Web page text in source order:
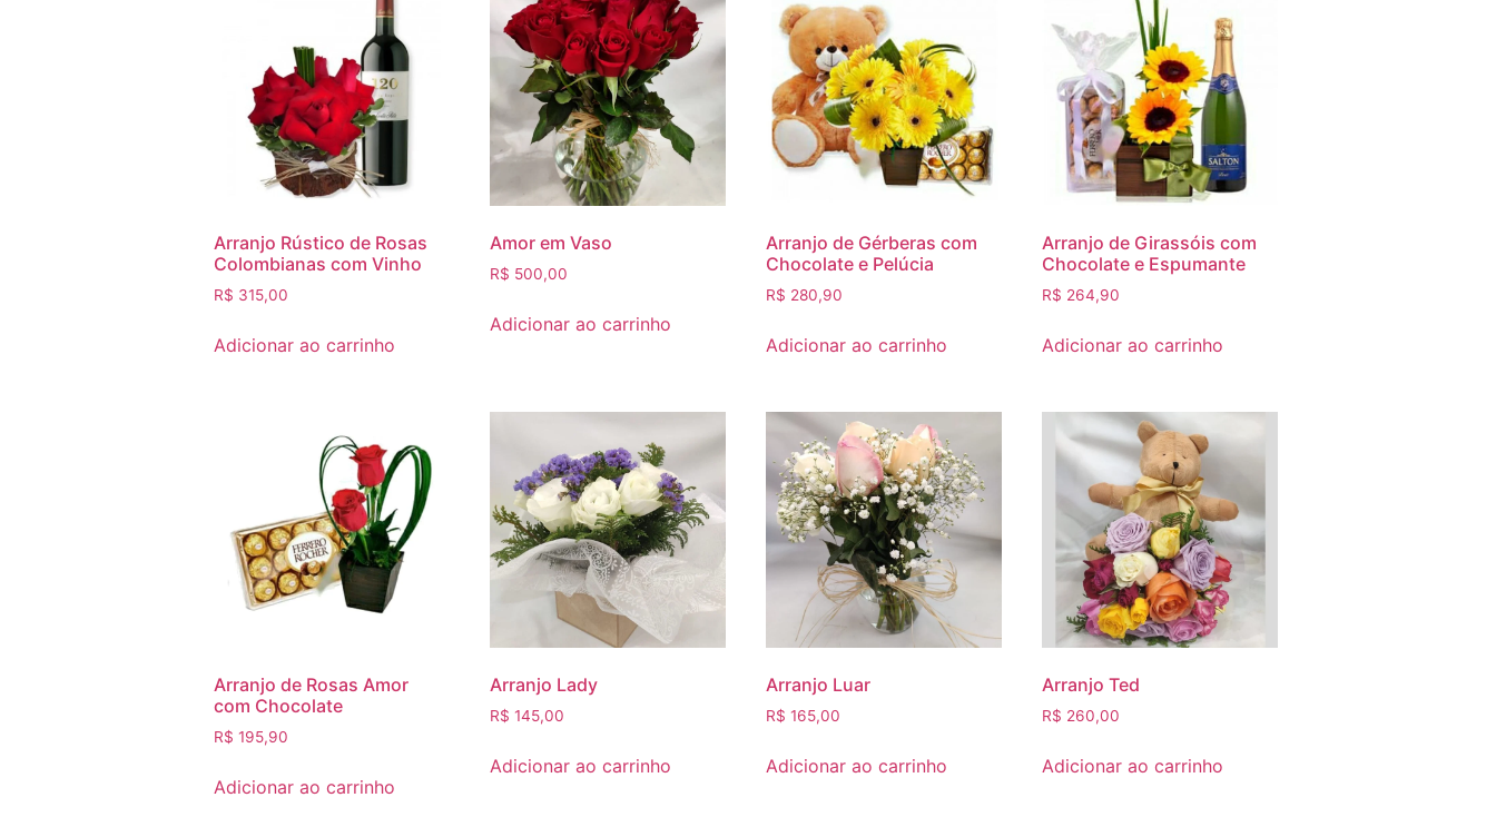
Arranjo Rústico de Rosas
Colombianas com Vinho
R$ 315,00
Adicionar ao carrinho
Amor em Vaso
R$ 500,00
Adicionar ao carrinho
Arranjo de Gérberas com
Chocolate e Pelúcia
R$ 280,90
Adicionar ao carrinho
Arranjo de Girassóis com
Chocolate e Espumante
R$ 264,90
Adicionar ao carrinho
Arranjo de Rosas Amor
com Chocolate
R$ 195,90
Adicionar ao carrinho
Arranjo Lady
R$ 145,00
Adicionar ao carrinho
Arranjo Luar
R$ 165,00
Adicionar ao carrinho
Arranjo Ted
R$ 260,00
Adicionar ao carrinho